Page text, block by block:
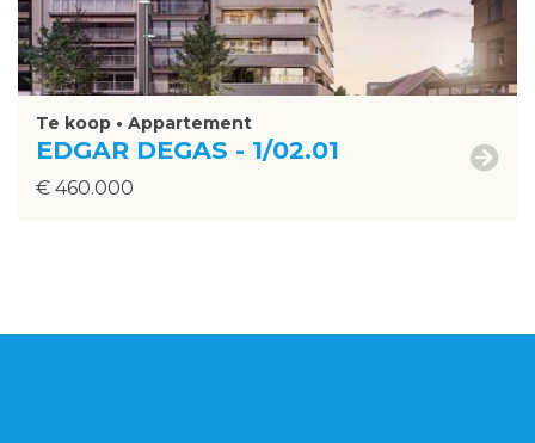
Te koop • Appartement
EDGAR DEGAS - 1/02.01
€ 460.000